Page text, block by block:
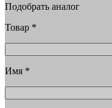
Подобрать аналог
Товар *
Имя *